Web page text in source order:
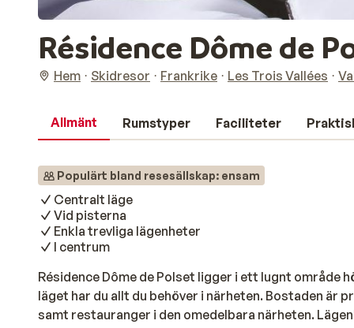
Résidence Dôme de
Hem Skidresor Frankrike Les Trois Vallées
Allmänt Rumstyper Faciliteter
Populärt bland resesällskap: ensam
Centralt läge
Vid pisterna
Enkla trevliga lägenheter
I centrum
Résidence Dôme de Polset ligger i ett lugnt område
läget har du allt du behöver i närheten. Bostaden är
samt restauranger i den omedelbara närheten.